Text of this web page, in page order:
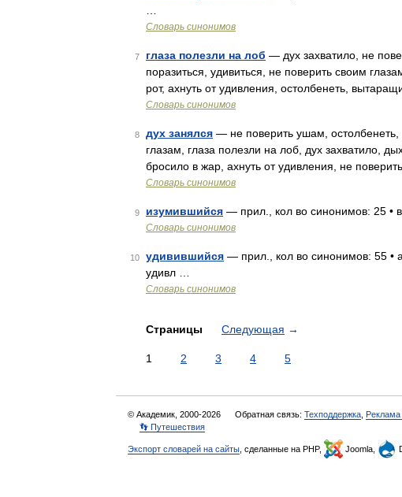
Словарь синонимов
7 глаза полезли на лоб — дух захватило, не
поразиться, удивиться, не поверить своим
рот, ахнуть от удивления, остолбенеть,
Словарь синонимов
8 дух занялся — не поверить ушам, остолбенеть,
глазам, глаза полезли на лоб, дух захватило,
бросило в жар, ахнуть от удивления, не
Словарь синонимов
9 изумившийся — прил., кол во синонимов: 25 •
Словарь синонимов
10 удивившийся — прил., кол во синонимов: 55 •
удивл …
Словарь синонимов
Страницы Следующая →
1 2 3 4 5
© Академик, 2000-2026 Обратная связь: Техподдержка Реклама
👣 Путешествия
Экспорт словарей на сайты , сделанные на PHP, Joomla,